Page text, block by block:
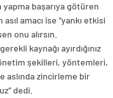
başarıya götüren
amacı ise “yankı etkisi
onu alırsın.
kaynağı ayırdığınız
şekilleri, yöntemleri,
aslında zincirleme bir
dedi.